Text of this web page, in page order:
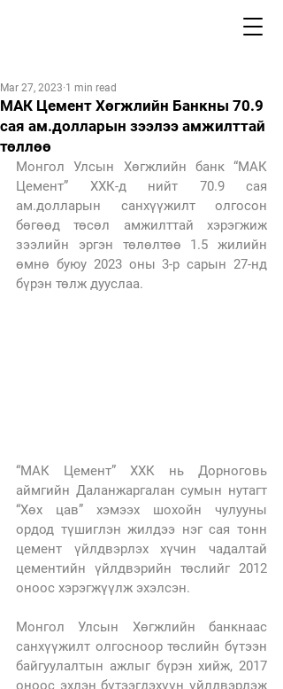
МАК Цемент Хөгжлийн Банкны 70.9
сая ам.долларын зээлээ амжилттай
төллөө
Mar 27, 2023 1 min read
Монгол Улсын Хөгжлийн банк “МАК
Цемент” ХХК-д нийт 70.9 сая
ам.долларын санхүүжилт олгосон
бөгөөд төсөл амжилттай хэрэгжиж
зээлийн эргэн төлөлтөө 1.5 жилийн
өмнө буюу 2023 оны 3-р сарын 27-нд
бүрэн төлж дууслаа.
“МАК Цемент” ХХК нь Дорноговь
аймгийн Даланжаргалан сумын нутагт
“Хөх цав” хэмээх шохойн чулууны
ордод түшиглэн жилдээ нэг сая тонн
цемент үйлдвэрлэх хүчин чадалтай
цементийн үйлдвэрийн төслийг 2012
оноос хэрэгжүүлж эхэлсэн.
Монгол Улсын Хөгжлийн банкнаас
санхүүжилт олгосноор төслийн бүтээн
байгуулалтын ажлыг бүрэн хийж, 2017
оноос эхлэн бүтээгдэхүүн үйлдвэрлэж